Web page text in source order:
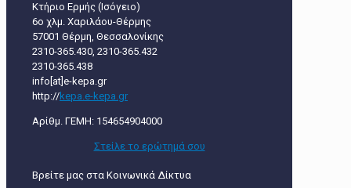
Κτήριο Ερμής (Ισόγειο)
6ο χλμ. Χαριλάου-Θέρμης
57001 Θέρμη, Θεσσαλονίκης
2310-365.430, 2310-365.432
2310-365.438
info[at]e-kepa.gr
http://kepa.e-kepa.gr
Αρίθμ. ΓΕΜΗ: 154654904000
Στείλε τo ερώτημά σου
Βρείτε μας στα Κοινωνικά Δίκτυα